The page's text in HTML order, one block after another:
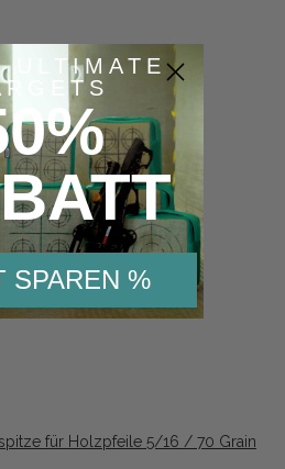
für Holzpfeile 5/16 / 70 Grain
ULTIMATE
SPAREN %